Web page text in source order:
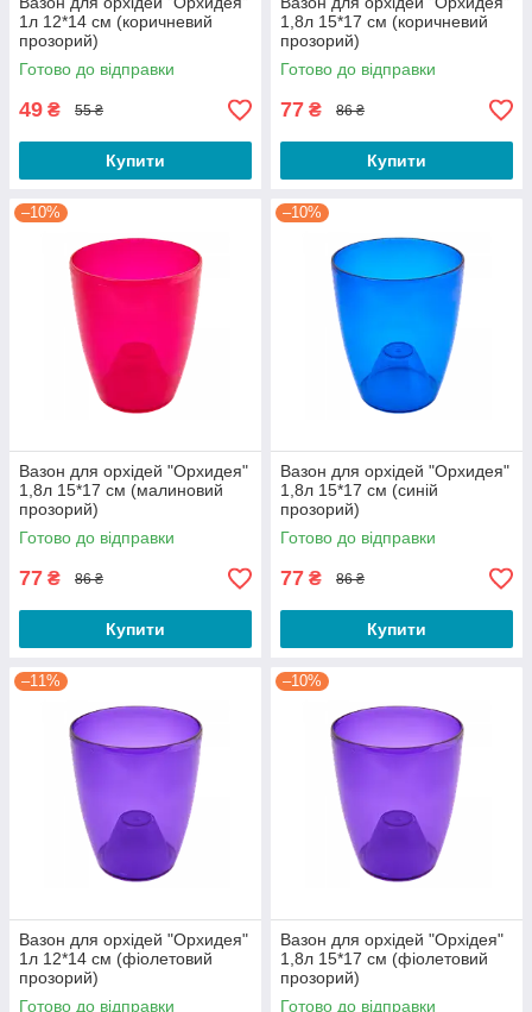
1л 12*14 см (коричневий
прозорий)
Готово до відправки
49 ₴ 55 ₴
Купити
1,8л 15*17 см (коричневий
прозорий)
Готово до відправки
77 ₴ 86 ₴
Купити
–10%
Вазон для орхідей "Орхидея"
1,8л 15*17 см (малиновий
прозорий)
Готово до відправки
77 ₴ 86 ₴
Купити
–10%
Вазон для орхідей "Орхидея"
1,8л 15*17 см (синій
прозорий)
Готово до відправки
77 ₴ 86 ₴
Купити
–11%
Вазон для орхідей "Орхидея"
1л 12*14 см (фіолетовий
прозорий)
Готово до відправки
–10%
Вазон для орхідей "Орхідея"
1,8л 15*17 см (фіолетовий
прозорий)
Готово до відправки